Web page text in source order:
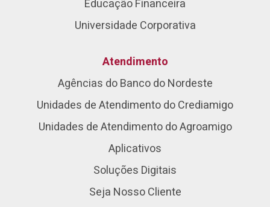
Educação Financeira
Universidade Corporativa
Atendimento
Agências do Banco do Nordeste
Unidades de Atendimento do Crediamigo
Unidades de Atendimento do Agroamigo
Aplicativos
Soluções Digitais
Seja Nosso Cliente